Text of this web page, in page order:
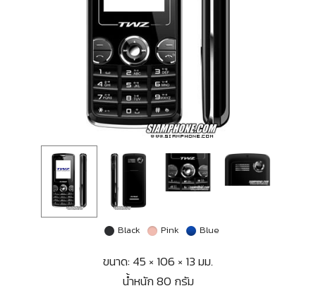
Black Pink Blue
ขนาด: 45 × 106 × 13 มม.
น้ำหนัก 80 กรัม